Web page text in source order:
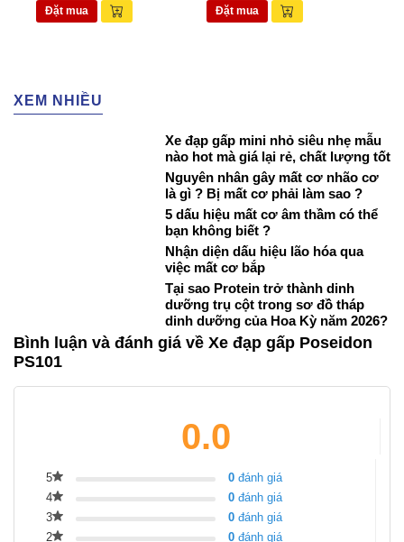
Đặt mua Đặt mua
XEM NHIỀU
Xe đạp gấp mini nhỏ siêu nhẹ mẫu
nào hot mà giá lại rẻ, chất lượng tốt
Nguyên nhân gây mất cơ nhão cơ
là gì ? Bị mất cơ phải làm sao ?
5 dấu hiệu mất cơ âm thầm có thể
bạn không biết ?
Nhận diện dấu hiệu lão hóa qua
việc mất cơ bắp
Tại sao Protein trở thành dinh
dưỡng trụ cột trong sơ đồ tháp
dinh dưỡng của Hoa Kỳ năm 2026?
Bình luận và đánh giá về Xe đạp gấp Poseidon
PS101
0.0
5 0 đánh giá
4
0 đánh giá
3
0 đánh giá
2
0 đánh giá